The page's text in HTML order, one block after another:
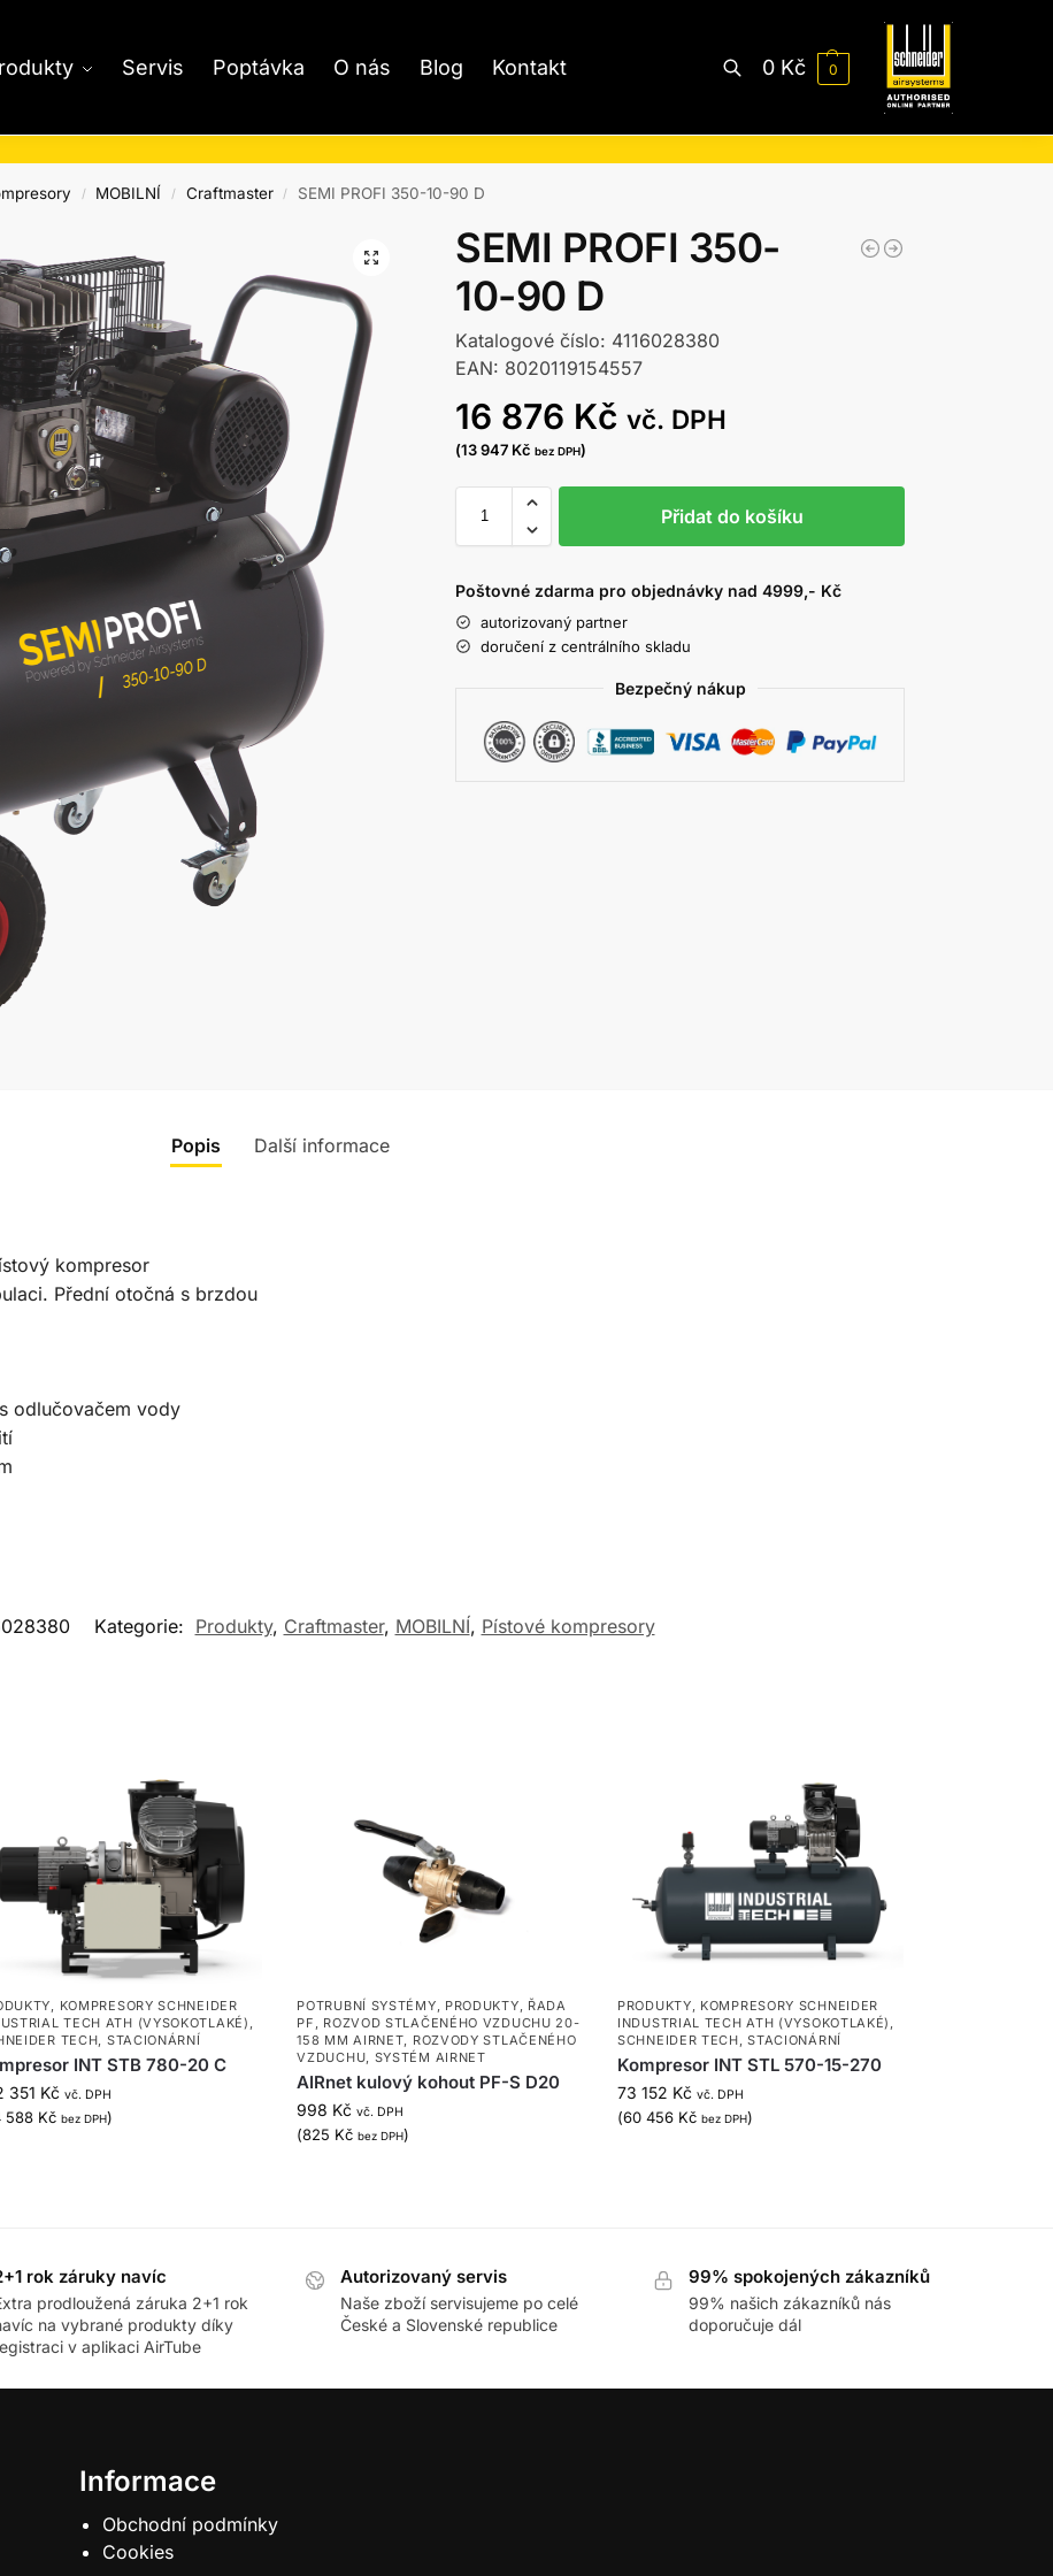
Servis Poptávka O nás Blog Kontakt 0 Kč 0
/ MOBILNÍ / Craftmaster / SEMI PROFI 350-10-90 D
SEMI PROFI 350-
10-90 D
Katalogové číslo: 4116028380
EAN: 8020119154557
16 876 Kč vč. DPH
(13 947 Kč bez DPH)
Přidat do košíku
Poštovné zdarma pro objednávky nad 4999,- Kč
autorizovaný partner
doručení z centrálního skladu
Bezpečný nákup
Popis Další informace
kompresor
Přední otočná s brzdou
odlučovačem vody
Kategorie: Produkty, Craftmaster, MOBILNÍ, Pístové kompresory
, KOMPRESORY SCHNEIDER
TECH ATH (VYSOKOTLAKÉ) ,
TECH, STACIONÁRNÍ
INT STB 780-20 C
351 Kč vč. DPH
588 Kč bez DPH)
POTRUBNÍ SYSTÉMY, PRODUKTY, ŘADA
PF , ROZVOD STLAČENÉHO VZDUCHU 20-
158 MM AIRNET, ROZVODY STLAČENÉHO
VZDUCHU, SYSTÉM AIRNET
AIRnet kulový kohout PF-S D20
998 Kč vč. DPH
(825 Kč bez DPH)
PRODUKTY, KOMPRESORY SCHNEIDER
INDUSTRIAL TECH ATH (VYSOKOTLAKÉ) ,
SCHNEIDER TECH,STACIONÁRNÍ
Kompresor INT STL 570-15-270
73 152 Kč vč. DPH
(60 456 Kč bez DPH)
rok záruky navíc
prodloužená záruka 2+1 rok
na vybrané produkty díky
v aplikaci AirTube
Autorizovaný servis
Naše zboží servisujeme po celé
České a Slovenské republice
99% spokojených zákazníků
99% našich zákazníků nás
doporučuje dál
Informace
Obchodní podmínky
Cookies